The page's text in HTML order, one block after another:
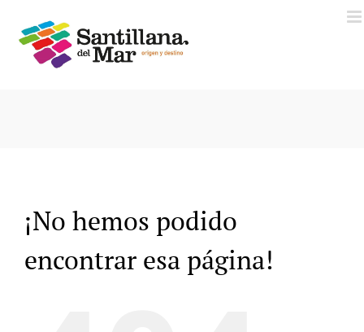
contenido
¡No hemos podido
encontrar esa página!